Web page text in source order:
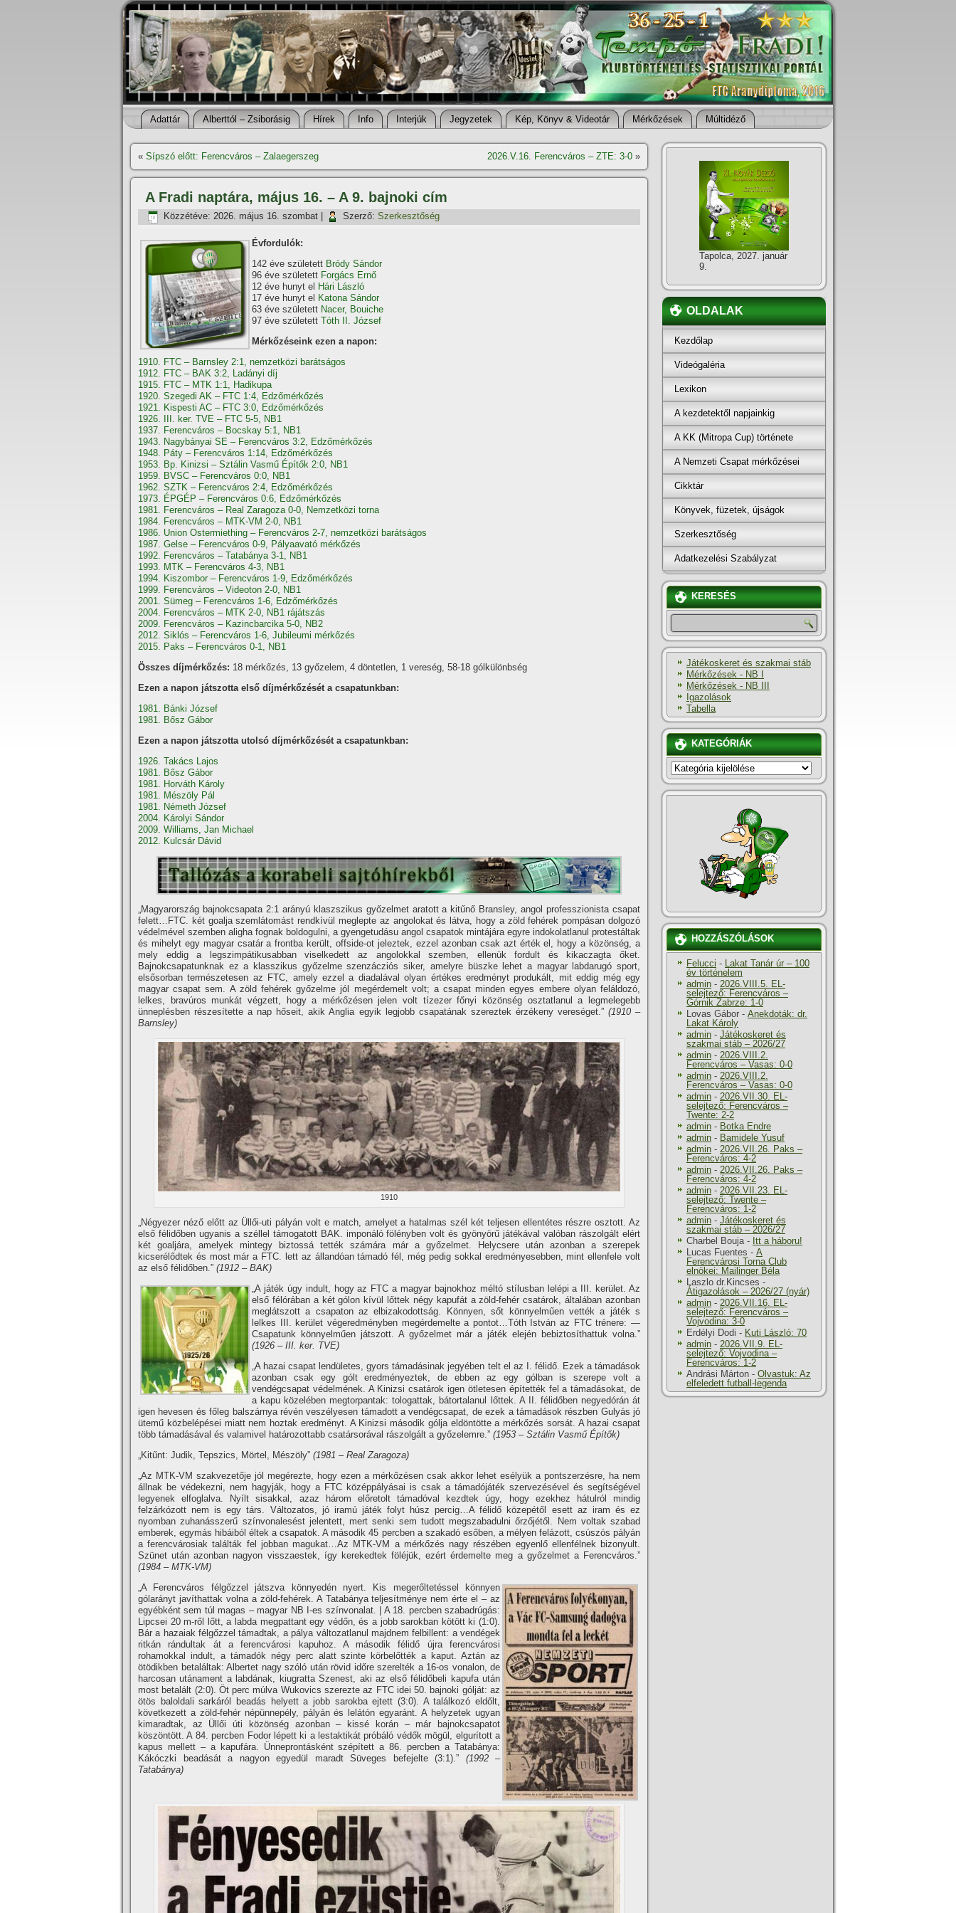
Adattár Alberttól – Zsiborásig Hí­rek Info Interjúk Jegyzetek Kép, Könyv & Videotár Mérkőzések Múltidéző
« Sí­pszó előtt: Ferencváros – Zalaegerszeg 2026.V.16. Ferencváros – ZTE: 3-0 »
A Fradi naptára, május 16. – A 9. bajnoki cí­m
Közzétéve: 2026. május 16. szombat Szerző: Szerkesztőség
Évfordulók:
142 éve született Bródy Sándor
96 éve született Forgács Ernő
12 éve hunyt el Hári László
17 éve hunyt el Katona Sándor
63 éve született Nacer, Bouiche
97 éve született Tóth II. József
Mérkőzéseink ezen a napon:
1910. FTC – Barnsley 2:1, nemzetközi barátságos
1912. FTC – BAK 3:2, Ladányi díj
1915. FTC – MTK 1:1, Hadikupa
1920. Szegedi AK – FTC 1:4, Edzőmérkőzés
1921. Kispesti AC – FTC 3:0, Edzőmérkőzés
1926. III. ker. TVE – FTC 5-5, NB1
1937. Ferencváros – Bocskay 5:1, NB1
1943. Nagybányai SE – Ferencváros 3:2, Edzőmérkőzés
1948. Páty – Ferencváros 1:14, Edzőmérkőzés
1953. Bp. Kinizsi – Sztálin Vasmű Építők 2:0, NB1
1959. BVSC – Ferencváros 0:0, NB1
1962. SZTK – Ferencváros 2:4, Edzőmérkőzés
1973. ÉPGÉP – Ferencváros 0:6, Edzőmérkőzés
1981. Ferencváros – Real Zaragoza 0-0, Nemzetközi torna
1984. Ferencváros – MTK-VM 2-0, NB1
1986. Union Ostermiething – Ferencváros 2-7, nemzetközi barátságos
1987. Gelse – Ferencváros 0-9, Pályaavató mérkőzés
1992. Ferencváros – Tatabánya 3-1, NB1
1993. MTK – Ferencváros 4-3, NB1
1994. Kiszombor – Ferencváros 1-9, Edzőmérkőzés
1999. Ferencváros – Videoton 2-0, NB1
2001. Sümeg – Ferencváros 1-6, Edzőmérkőzés
2004. Ferencváros – MTK 2-0, NB1 rájátszás
2009. Ferencváros – Kazincbarcika 5-0, NB2
2012. Siklós – Ferencváros 1-6, Jubileumi mérkőzés
2015. Paks – Ferencváros 0-1, NB1
Összes díjmérkőzés: 18 mérkőzés, 13 győzelem, 4 döntetlen, 1 vereség, 58-18 gólkülönbség
Ezen a napon játszotta első díjmérkőzését a csapatunkban:
1981. Bánki József
1981. Bősz Gábor
Ezen a napon játszotta utolsó díjmérkőzését a csapatunkban:
1926. Takács Lajos
1981. Bősz Gábor
1981. Horváth Károly
1981. Mészöly Pál
1981. Németh József
2004. Károlyi Sándor
2009. Williams, Jan Michael
2012. Kulcsár Dávid
„Magyarország bajnokcsapata 2:1 arányú klaszszikus győzelmet aratott a kitűnő Bransley, angol professzionista csapat
felett…FTC. két goalja szemlátomást rendkí­vül meglepte az angolokat és látva, hogy a zöld fehérek pompásan dolgozó
védelmével szemben aligha fognak boldogulni, a gyengetudásu angol csapatok mintájára egyre indokolatlanul protestáltak
és mihelyt egy magyar csatár a frontba került, offside-ot jeleztek, ezzel azonban csak azt érték el, hogy a közönség, a
mely eddig a legszimpátikusabban viselkedett az angolokkal szemben, ellenük fordult és kikaczagta őket.
Bajnokcsapatunknak ez a klasszikus győzelme szenzácziós siker, amelyre büszke lehet a magyar labdarugó sport,
elsősorban természetesen az FTC, amely ezzel a diadalával olyan értékes eredményt produkált, mit eddig még egy
magyar csapat sem. A zöld fehérek győzelme jól megérdemelt volt; a csapat minden egyes embere olyan feláldozó,
lelkes, bravúros munkát végzett, hogy a mérkőzésen jelen volt tí­zezer főnyi közönség osztatlanul a legmelegebb
ünneplésben részesí­tette a nap hőseit, akik Anglia egyik legjobb csapatának szereztek érzékeny vereséget.” (1910 –
Barnsley)
1910
„Négyezer néző előtt az Üllői-uti pályán volt e match, amelyet a hatalmas szél két teljesen ellentétes részre osztott. Az
első félidőben ugyanis a széllel támogatott BAK. imponáló fölényben volt és gyönyörű játékával valóban rászolgált elért
két goaljára, amelyek mintegy biztossá tették számára már a győzelmet. Helycsere után azonban a szerepek
kicserélődtek és most már a FTC. lett az állandóan támadó fél, még pedig sokkal eredményesebben, mint ellenfele volt
az első félidőben.” (1912 – BAK)
„A játék úgy indult, hogy az FTC a magyar bajnokhoz méltó stí­lusban lelépi a III. kerület. Az
első félórában a két gólon kí­vül lőttek négy kapufát a zöld-fehér csatárok, általában azonban
meglátszott a csapaton az elbizakodottság. Könnyen, sőt könnyelműen vették a játék s
lelkes III. kerület végeredményben megérdemelte a pontot…Tóth István az FTC trénere: —
Csapatunk könnyelműen játszott. A győzelmet már a játék elején bebiztosí­thattuk volna.”
(1926 – III. ker. TVE)
„A hazai csapat lendületes, gyors támadásinak jegyében telt el az I. félidő. Ezek a támadások
azonban csak egy gólt eredményeztek, de ebben az egy gólban is szerepe volt a
vendégcsapat védelmének. A Kinizsi csatárok igen ötletesen épí­tették fel a támadásokat, de
a kapu közelében megtorpantak: tologattak, bátortalanul lőttek. A II. félidőben negyedórán át
igen hevesen és főleg balszárnya révén veszélyesen támadott a vendégcsapat, de ezek a támadások részben Gulyás jó
ütemű közbelépései miatt nem hoztak eredményt. A Kinizsi második gólja eldöntötte a mérkőzés sorsát. A hazai csapat
több támadásával és valamivel határozottabb csatársorával rászolgált a győzelemre.” (1953 – Sztálin Vasmű Épí­tők)
„Kitűnt: Judik, Tepszics, Mörtel, Mészöly” (1981 – Real Zaragoza)
„Az MTK-VM szakvezetője jól megérezte, hogy ezen a mérkőzésen csak akkor lehet esélyük a pontszerzésre, ha nem
állnak be védekezni, nem hagyják, hogy a FTC középpályásai is csak a támadójáték szervezésével és segí­tségével
legyenek elfoglalva. Nyí­lt sisakkal, azaz három előretolt támadóval kezdtek úgy, hogy ezekhez hátulról mindig
felzárkózott nem is egy társ. Változatos, jó iramú játék folyt húsz percig…A félidő közepétől esett az iram és ez
nyomban zuhanásszerű szí­nvonalesést jelentett, mert senki sem tudott megszabadulni őrzőjétől. Nem voltak szabad
emberek, egymás hibáiból éltek a csapatok. A második 45 percben a szakadó esőben, a mélyen felázott, csúszós pályán
a ferencvárosiak találták fel jobban magukat…Az MTK-VM a mérkőzés nagy részében egyenlő ellenfélnek bizonyult.
Szünet után azonban nagyon visszaestek, í­gy kerekedtek föléjük, ezért érdemelte meg a győzelmet a Ferencváros.”
(1984 – MTK-VM)
„A Ferencváros félgőzzel játszva könnyedén nyert. Kis megerőltetéssel könnyen
gólarányt javí­thattak volna a zöld-fehérek. A Tatabánya teljesí­tménye nem érte el – az
egyébként sem túl magas – magyar NB I-es szí­nvonalat. | A 18. percben szabadrúgás:
Lipcsei 20 m-ről lőtt, a labda megpattant egy védőn, és a jobb sarokban kötött ki (1:0).
Bár a hazaiak félgőzzel támadtak, a pálya változatlanul majdnem felbillent: a vendégek
ritkán rándultak át a ferencvárosi kapuhoz. A második félidő újra ferencvárosi
rohamokkal indult, a támadók négy perc alatt szinte körbelőtték a kaput. Aztán az
ötödikben betaláltak: Albertet nagy szóló után rövid időre szerelték a 16-os vonalon, de
harcosan utánament a labdának, kiugratta Szenest, aki az első félidőbeli kapufa után
most betalált (2:0). Öt perc múlva Wukovics szerezte az FTC idei 50. bajnoki gólját: az
ötös baloldali sarkáról beadás helyett a jobb sarokba ejtett (3:0). A találkozó eldőlt,
következett a zöld-fehér népünnepély, pályán és lelátón egyaránt. A helyzetek ugyan
kimaradtak, az Üllői úti közönség azonban – kissé korán – már bajnokcsapatot
köszöntött. A 84. percben Fodor lépett ki a lestaktikát próbáló védők mögül, elgurí­tott a
kapus mellett – a kapufára. Ünneprontásként szépí­tett a 86. percben a Tatabánya:
Kákóczki beadását a nagyon egyedül maradt Süveges befejelte (3:1).” (1992 –
Tatabánya)
Tapolca, 2027. január
9.
OLDALAK
Kezdőlap
Videógaléria
Lexikon
A kezdetektől napjainkig
A KK (Mitropa Cup) története
A Nemzeti Csapat mérkőzései
Cikktár
Könyvek, füzetek, újságok
Szerkesztőség
Adatkezelési Szabályzat
KERESÉS
Játékoskeret és szakmai stáb
Mérkőzések - NB I
Mérkőzések - NB III
Igazolások
Tabella
KATEGÓRIÁK
KATEGÓRIÁK
HOZZÁSZÓLÁSOK
Felucci - Lakat Tanár úr – 100
év történelem
admin - 2026.VIII.5. EL-
selejtező: Ferencváros –
Górnik Zabrze: 1-0
Lovas Gábor - Anekdoták: dr.
Lakat Károly
admin - Játékoskeret és
szakmai stáb – 2026/27
admin - 2026.VIII.2.
Ferencváros – Vasas: 0-0
admin - 2026.VIII.2.
Ferencváros – Vasas: 0-0
admin - 2026.VII.30. EL-
selejtező: Ferencváros –
Twente: 2-2
admin - Botka Endre
admin - Bamidele Yusuf
admin - 2026.VII.26. Paks –
Ferencváros: 4-2
admin - 2026.VII.26. Paks –
Ferencváros: 4-2
admin - 2026.VII.23. EL-
selejtező: Twente –
Ferencváros: 1-2
admin - Játékoskeret és
szakmai stáb – 2026/27
Charbel Bouja- Itt a háboru!
Lucas Fuentes - A
Ferencvárosi Torna Club
elnökei: Mailinger Béla
Laszlo dr.Kincses -
Átigazolások – 2026/27 (nyár)
admin - 2026.VII.16. EL-
selejtező: Ferencváros –
Vojvodina: 3-0
Erdélyi Dodi - Kuti László: 70
admin - 2026.VII.9. EL-
selejtező: Vojvodina –
Ferencváros: 1-2
Andrási Márton - Olvastuk: Az
elfeledett futball-legenda